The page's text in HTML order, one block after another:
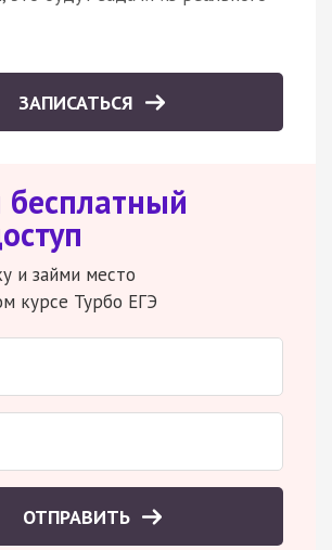
ЗАПИСАТЬСЯ
бесплатный
и займи место
курсе Турбо ЕГЭ
ОТПРАВИТЬ